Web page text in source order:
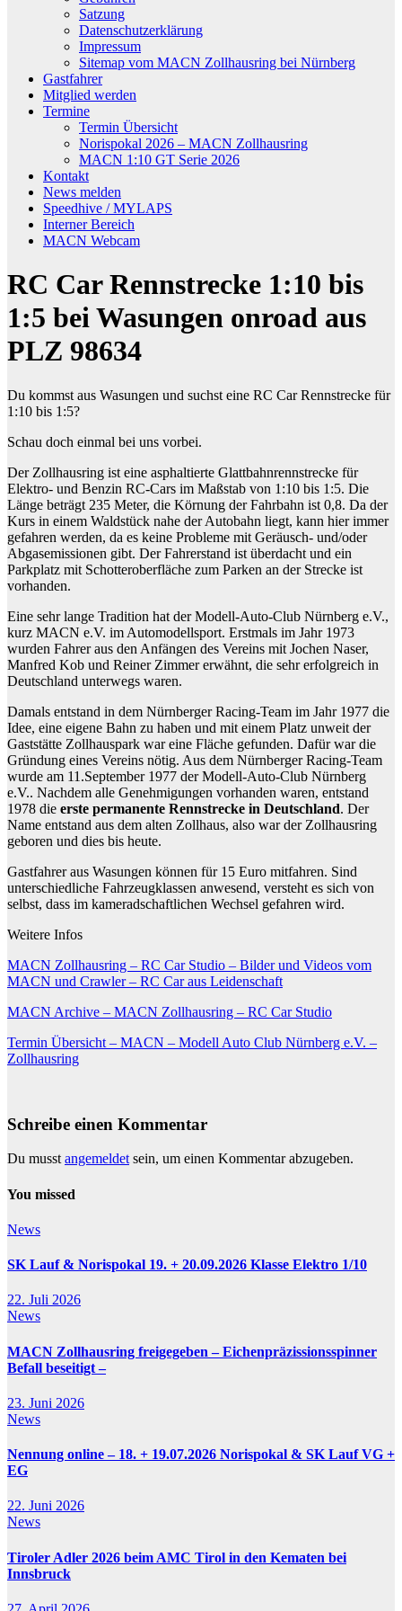
Satzung
Datenschutzerklärung
Impressum
Sitemap vom MACN Zollhausring bei Nürnberg
Gastfahrer
Mitglied werden
Termine
Termin Übersicht
Norispokal 2026 – MACN Zollhausring
MACN 1:10 GT Serie 2026
Kontakt
News melden
Speedhive / MYLAPS
Interner Bereich
MACN Webcam
RC Car Rennstrecke 1:10 bis
1:5 bei Wasungen onroad aus
PLZ 98634
Du kommst aus Wasungen und suchst eine RC Car Rennstrecke für
1:10 bis 1:5?
Schau doch einmal bei uns vorbei.
Der Zollhausring ist eine asphaltierte Glattbahnrennstrecke für
Elektro- und Benzin RC-Cars im Maßstab von 1:10 bis 1:5. Die
Länge beträgt 235 Meter, die Körnung der Fahrbahn ist 0,8. Da der
Kurs in einem Waldstück nahe der Autobahn liegt, kann hier immer
gefahren werden, da es keine Probleme mit Geräusch- und/oder
Abgasemissionen gibt. Der Fahrerstand ist überdacht und ein
Parkplatz mit Schotteroberfläche zum Parken an der Strecke ist
vorhanden.
Eine sehr lange Tradition hat der Modell-Auto-Club Nürnberg e.V.,
kurz MACN e.V. im Automodellsport. Erstmals im Jahr 1973
wurden Fahrer aus den Anfängen des Vereins mit Jochen Naser,
Manfred Kob und Reiner Zimmer erwähnt, die sehr erfolgreich in
Deutschland unterwegs waren.
Damals entstand in dem Nürnberger Racing-Team im Jahr 1977 die
Idee, eine eigene Bahn zu haben und mit einem Platz unweit der
Gaststätte Zollhauspark war eine Fläche gefunden. Dafür war die
Gründung eines Vereins nötig. Aus dem Nürnberger Racing-Team
wurde am 11.September 1977 der Modell-Auto-Club Nürnberg
e.V.. Nachdem alle Genehmigungen vorhanden waren, entstand
1978 die erste permanente Rennstrecke in Deutschland. Der
Name entstand aus dem alten Zollhaus, also war der Zollhausring
geboren und dies bis heute.
Gastfahrer aus Wasungen können für 15 Euro mitfahren. Sind
unterschiedliche Fahrzeugklassen anwesend, versteht es sich von
selbst, dass im kameradschaftlichen Wechsel gefahren wird.
Weitere Infos
MACN Zollhausring – RC Car Studio – Bilder und Videos vom
MACN und Crawler – RC Car aus Leidenschaft
MACN Archive – MACN Zollhausring – RC Car Studio
Termin Übersicht – MACN – Modell Auto Club Nürnberg e.V. –
Zollhausring
Schreibe einen Kommentar
Du musst angemeldet sein, um einen Kommentar abzugeben.
You missed
News
SK Lauf & Norispokal 19. + 20.09.2026 Klasse Elektro 1/10
22. Juli 2026
News
MACN Zollhausring freigegeben – Eichenpräzissionsspinner
Befall beseitigt –
23. Juni 2026
News
Nennung online – 18. + 19.07.2026 Norispokal & SK Lauf VG +
EG
22. Juni 2026
News
Tiroler Adler 2026 beim AMC Tirol in den Kematen bei
Innsbruck